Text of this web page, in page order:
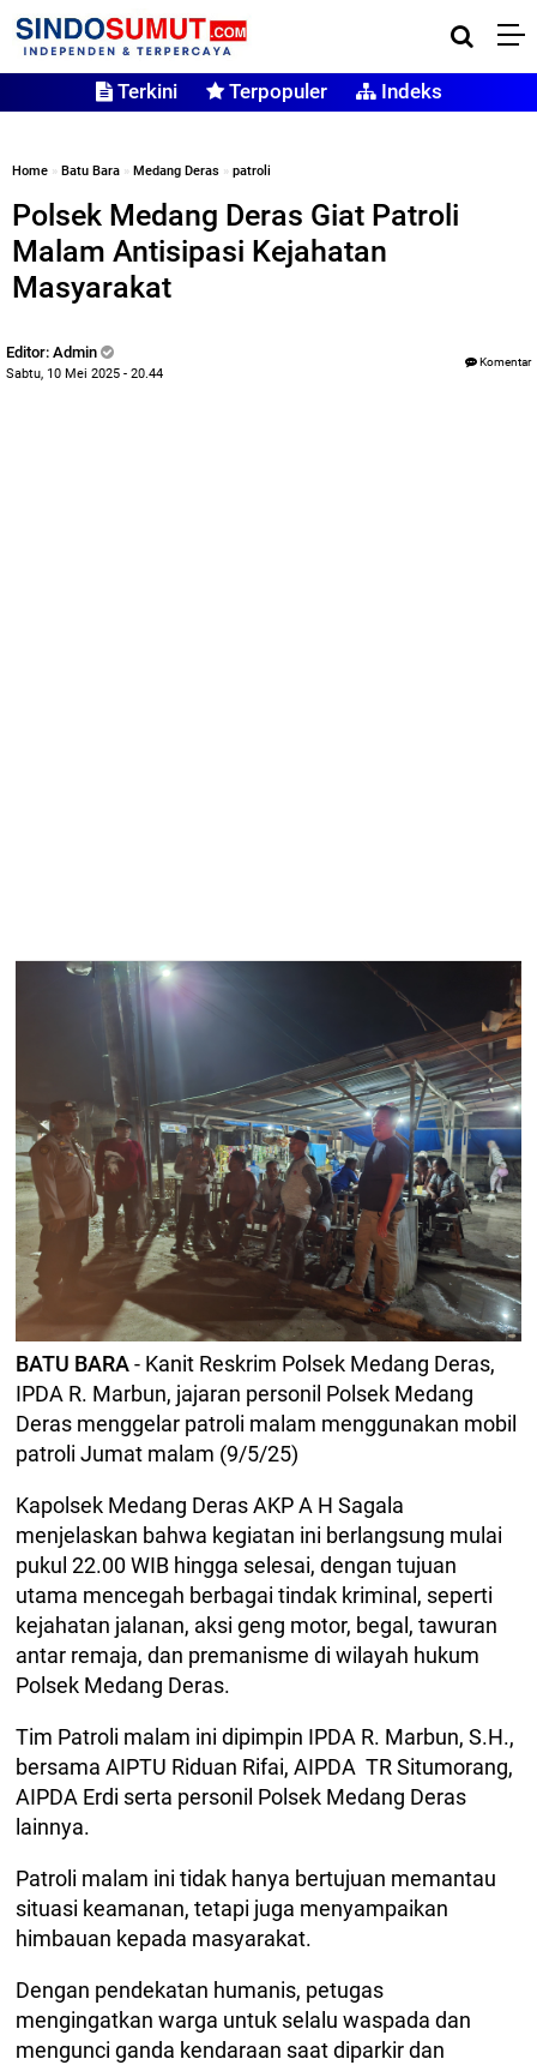
Terkini Terpopuler Indeks
Home » Batu Bara » Medang Deras » patroli
Polsek Medang Deras Giat Patroli
Malam Antisipasi Kejahatan
Masyarakat
Editor: Admin
Sabtu, 10 Mei 2025 - 20.44
Komentar
BATU BARA- Kanit Reskrim Polsek Medang Deras,
IPDA R. Marbun, jajaran personil Polsek Medang
Deras menggelar patroli malam menggunakan mobil
patroli Jumat malam (9/5/25)
Kapolsek Medang Deras AKP A H Sagala
menjelaskan bahwa kegiatan ini berlangsung mulai
pukul 22.00 WIB hingga selesai, dengan tujuan
utama mencegah berbagai tindak kriminal, seperti
kejahatan jalanan, aksi geng motor, begal, tawuran
antar remaja, dan premanisme di wilayah hukum
Polsek Medang Deras.
Tim Patroli malam ini dipimpin IPDA R. Marbun, S.H.,
bersama AIPTU Riduan Rifai, AIPDA TR Situmorang,
AIPDA Erdi serta personil Polsek Medang Deras
lainnya.
Patroli malam ini tidak hanya bertujuan memantau
situasi keamanan, tetapi juga menyampaikan
himbauan kepada masyarakat.
Dengan pendekatan humanis, petugas
mengingatkan warga untuk selalu waspada dan
mengunci ganda kendaraan saat diparkir dan